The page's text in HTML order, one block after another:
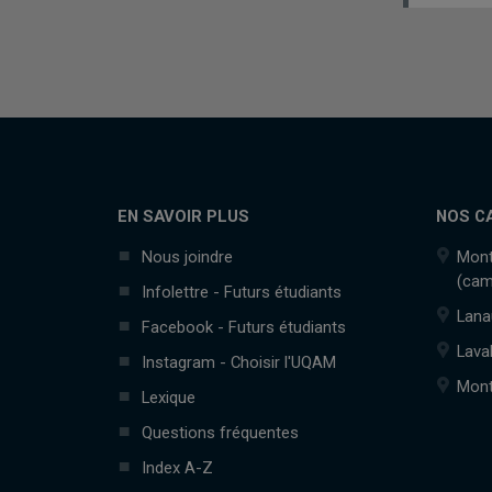
EN SAVOIR PLUS
Nous joindre
Infolettre - Futurs étudiants
Facebook - Futurs étudiants
Instagram - Choisir l'UQAM
Lexique
Questions fréquentes
Index A-Z
NOS
Laval